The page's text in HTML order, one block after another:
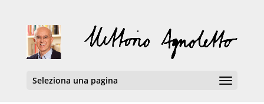
Seleziona una pagina